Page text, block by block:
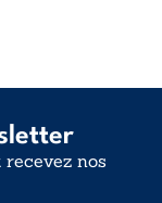
nos